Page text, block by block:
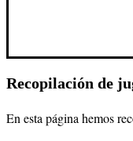
Recopilación de
En esta página hemos